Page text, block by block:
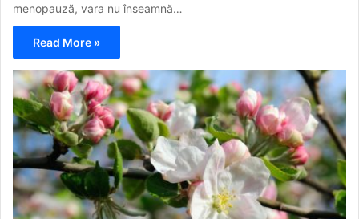
menopauză, vara nu înseamnă…
Read More »